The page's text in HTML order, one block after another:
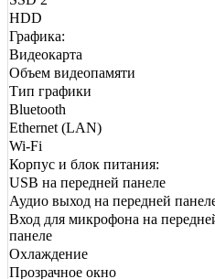
HDD
Графика:
Видеокарта
Объем видеопамяти
Тип графики
Bluetooth
Ethernet (LAN)
Wi-Fi
Корпус и блок питания:
USB на передней панеле
Аудио выход на передней
Вход для микрофона на
панеле
Охлаждение
Прозрачное окно